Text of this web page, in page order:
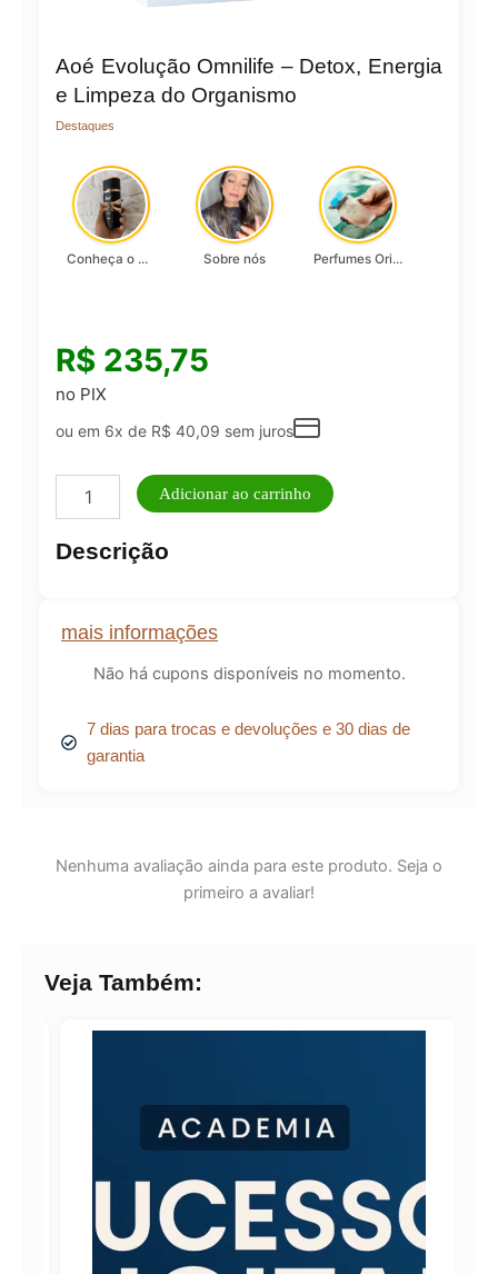
mais informações
Não há cupons disponíveis no momento.
7 dias para trocas e devoluções e 30 dias de
garantia
Aoé Evolução Omnilife – Detox, Energia
e Limpeza do Organismo
Destaques
Conheça o Asad, da Lattafa… Sobre nós Perfumes Originais
R$ 235,75
no PIX
ou em 6x de R$ 40,09 sem juros
Evolução
–
Limpeza
Organismo
Adicionar ao carrinho
Descrição
Nenhuma avaliação ainda para este produto. Seja o
primeiro a avaliar!
Veja Também: